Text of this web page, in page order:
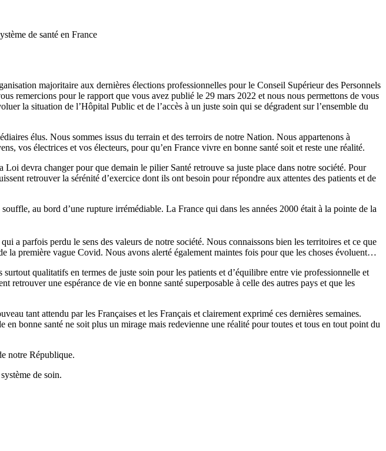
de santé en France
majoritaire aux dernières élections professionnelles pour le Conseil Supérieur des Personnels
remercions pour le rapport que vous avez publié le 29 mars 2022 et nous nous permettons de vous
la situation de l’Hôpital Public et de l’accès à un juste soin qui se dégradent sur l’ensemble du
élus. Nous sommes issus du terrain et des terroirs de notre Nation. Nous appartenons à
vos électrices et vos électeurs, pour qu’en France vivre en bonne santé soit et reste une réalité.
devra changer pour que demain le pilier Santé retrouve sa juste place dans notre société. Pour
retrouver la sérénité d’exercice dont ils ont besoin pour répondre aux attentes des patients et de
au bord d’une rupture irrémédiable. La France qui dans les années 2000 était à la pointe de la
a parfois perdu le sens des valeurs de notre société. Nous connaissons bien les territoires et ce que
la première vague Covid. Nous avons alerté également maintes fois pour que les choses évoluent…
qualitatifs en termes de juste soin pour les patients et d’équilibre entre vie professionnelle et
une espérance de vie en bonne santé superposable à celle des autres pays et que les
tant attendu par les Françaises et les Français et clairement exprimé ces dernières semaines.
bonne santé ne soit plus un mirage mais redevienne une réalité pour toutes et tous en tout point du
notre République.
de soin.